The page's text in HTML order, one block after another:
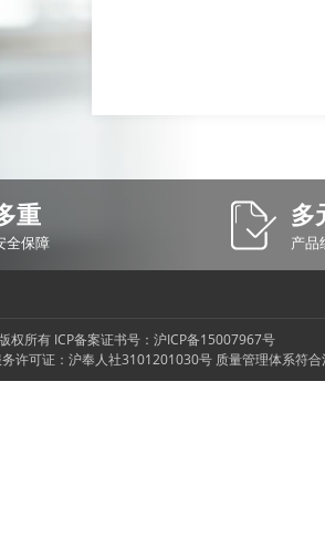
重
全保障
多
产品
所有 ICP备案证书号： 沪ICP备15007967号
许可证：沪奉人社3101201030号 质量管理体系符